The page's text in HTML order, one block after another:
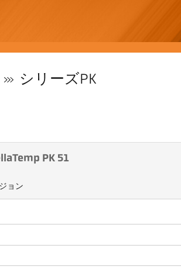
シリーズPK
PK 51
ョン